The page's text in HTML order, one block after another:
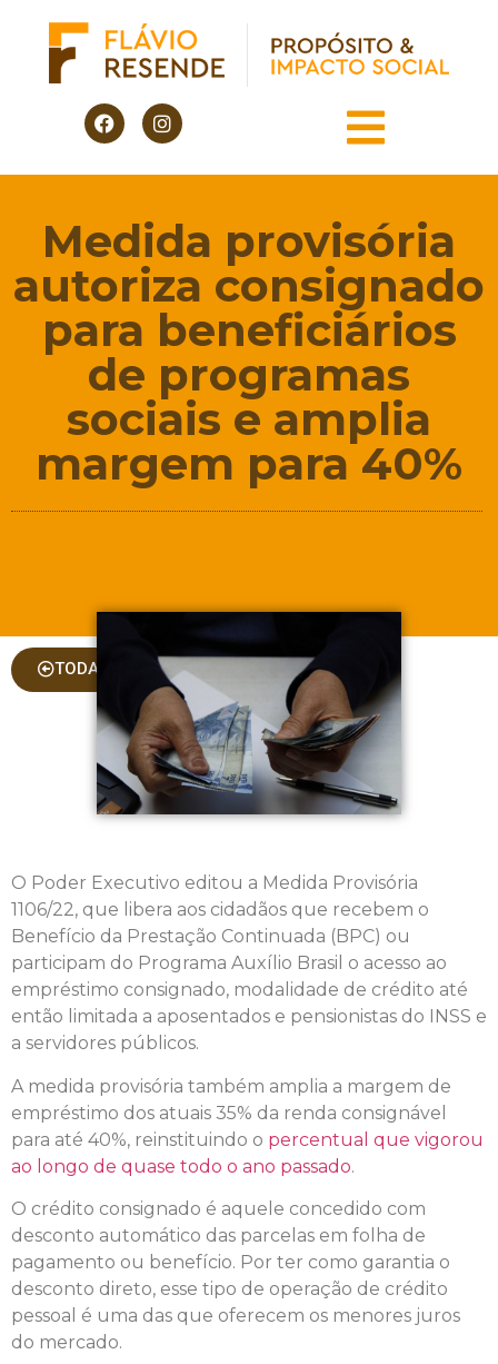
Medida provisória
autoriza consignado
para beneficiários
de programas
sociais e amplia
margem para 40%
TODAS AS COLUNAS
O Poder Executivo editou a Medida Provisória
1106/22, que libera aos cidadãos que recebem o
Benefício da Prestação Continuada ( BPC) ou
participam do Programa Auxílio Brasil o acesso ao
empréstimo consignado, modalidade de crédito até
então limitada a aposentados e pensionistas do INSS e
a servidores públicos.
A medida provisória também amplia a margem de
empréstimo dos atuais 35% da renda consignável
para até 40%, reinstituindo o percentual que vigorou
ao longo de quase todo o ano passado.
O crédito consignado é aquele concedido com
desconto automático das parcelas em folha de
pagamento ou benefício. Por ter como garantia o
desconto direto, esse tipo de operação de crédito
pessoal é uma das que oferecem os menores juros
do mercado.